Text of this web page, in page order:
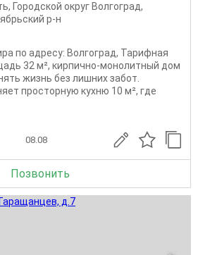
, Городской округ Волгоград,
р-н
по адресу: Волгоград, Тарифная
32 м², кирпично-монолитный дом
жизнь без лишних забот.
просторную кухню 10 м², где
08.08
Позвонить